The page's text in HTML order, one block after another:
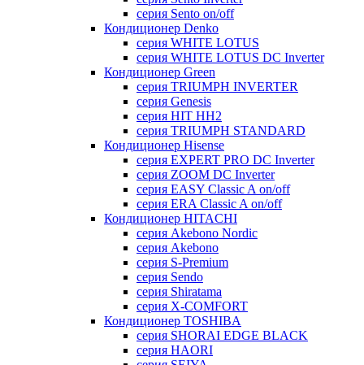
серия Sento on/off
Кондиционер Denko
серия WHITE LOTUS
серия WHITE LOTUS DC Inverter
Кондиционер Green
серия TRIUMPH INVERTER
серия Genesis
серия HIT HH2
серия TRIUMPH STANDARD
Кондиционер Hisense
серия EXPERT PRO DC Inverter
серия ZOOM DC Inverter
серия EASY Classic A on/off
серия ERA Classic A on/off
Кондиционер HITACHI
cерия Akebono Nordic
серия Akebono
серия S-Premium
серия Sendo
серия Shiratama
серия X-COMFORT
Кондиционер TOSHIBA
серия SHORAI EDGE BLACK
серия HAORI